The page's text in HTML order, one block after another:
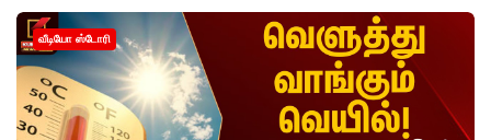
வீடியோ ஸ்டோரி